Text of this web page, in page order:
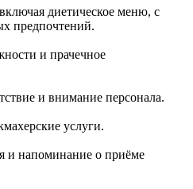
диетическое меню, с
предпочтений.
и прачечное
и внимание персонала.
услуги.
и напоминание о приёме